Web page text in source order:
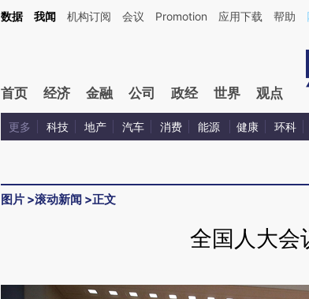
数据 我闻 机构订阅 会议 Promotion 应用下载 帮助
首页 经济 金融 公司 政经 世界 观点
更多 科技 地产 汽车 消费 能源 健康 环科
图片 >滚动新闻 >正文
全国人大会